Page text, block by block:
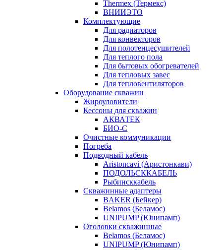
Thermex (Термекс)
ВНИИЭТО
Комплектующие
Для радиаторов
Для конвекторов
Для полотенцесушителей
Для теплого пола
Для бытовых обогревателей
Для тепловых завес
Для тепловентиляторов
Оборудование скважин
Жироуловители
Кессоны для скважин
АКВАТЕК
БИО-С
Очистные коммуникации
Погреба
Подводный кабель
Aristoncavi (Аристонкави)
ПОДОЛЬСККАБЕЛЬ
Рыбинсккабель
Скважинные адаптеры
BAKER (Бейкер)
Belamos (Беламос)
UNIPUMP (Юнипамп)
Оголовки скважинные
Belamos (Беламос)
UNIPUMP (Юнипамп)